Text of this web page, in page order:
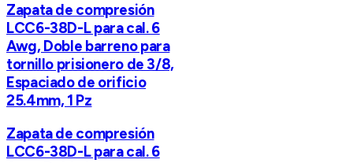
Zapata de compresión
LCC6-38D-L para cal. 6
Awg, Doble barreno para
tornillo prisionero de 3/8,
Espaciado de orificio
25.4mm, 1 Pz
Zapata de compresión
LCC6-38D-L para cal. 6